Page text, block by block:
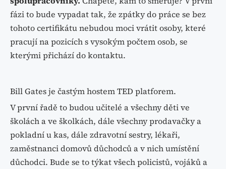
fázi to bude vypadat tak, že zpátky do práce se bez
tohoto certifikátu nebudou moci vrátit osoby, které
pracují na pozicích s vysokým počtem osob, se
kterými přichází do kontaktu.
Bill Gates je častým hostem TED platforem.
V první řadě to budou učitelé a všechny děti ve
školách a ve školkách, dále všechny prodavačky a
pokladní u kas, dále zdravotní sestry, lékaři,
zaměstnanci domovů důchodců a v nich umístění
důchodci. Bude se to týkat všech policistů, vojáků a